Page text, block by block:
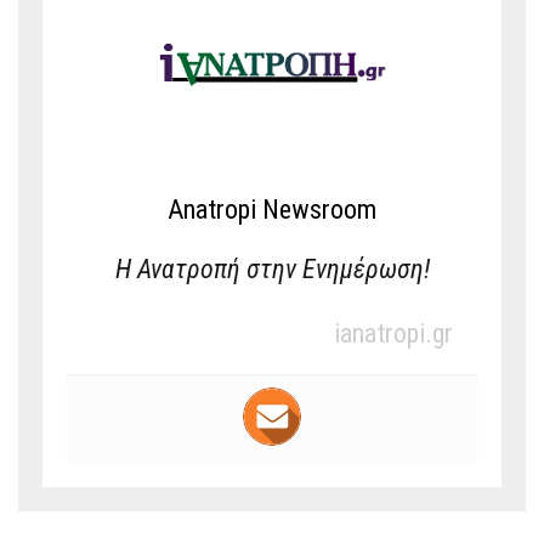
Anatropi Newsroom
Η Ανατροπή στην Ενημέρωση!
ianatropi.gr